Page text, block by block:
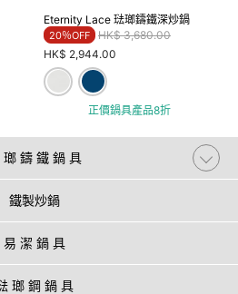
Eternity Lace 琺瑯鑄鐵深炒鍋
20％OFF Price reduced from
HK$ 3,680.00to
HK$ 2,944.00
正價鍋具產品8折
瑯 鑄 鐵 鍋 具
鐵製炒鍋
易 潔 鍋 具
瑯 鋼 鍋 具